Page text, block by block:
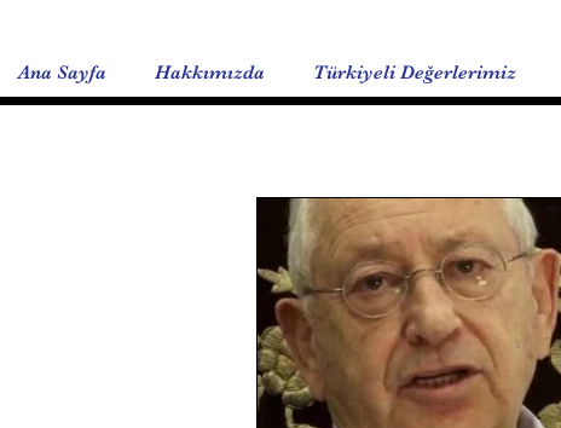
Ana Sayfa Hakkımızda Türkiyeli Değerlerimiz